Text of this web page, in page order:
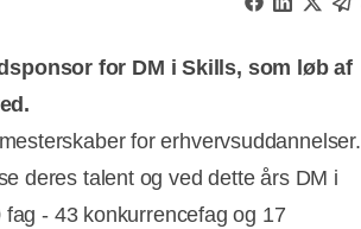
for DM i Skills, som løb af
for erhvervsuddannelser.
deres talent og ved dette års DM i
fag - 43 konkurrencefag og 17